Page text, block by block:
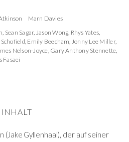
Marn Davies
, Sean Sagar, Jason Wong, Rhys Yates,
, Emily Beecham, Jonny Lee Miller,
Nelson-Joyce, Gary Anthony Stennette,
Fasaei
INHALT
(Jake Gyllenhaal), der auf seiner